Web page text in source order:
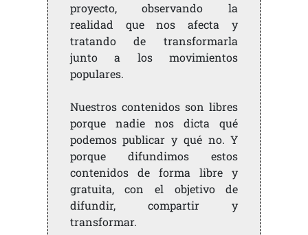
proyecto, observando la
realidad que nos afecta y
tratando de transformarla
junto a los movimientos
populares.
Nuestros contenidos son libres
porque nadie nos dicta qué
podemos publicar y qué no. Y
porque difundimos estos
contenidos de forma libre y
gratuita, con el objetivo de
difundir, compartir y
transformar.